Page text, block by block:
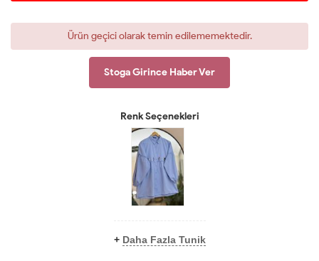
Ürün geçici olarak temin edilememektedir.
Stoga Girince Haber Ver
Renk Seçenekleri
+ Daha Fazla Tunik